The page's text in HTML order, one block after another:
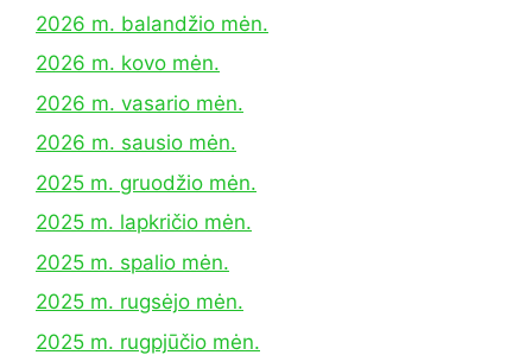
2026 m. balandžio mėn.
2026 m. kovo mėn.
2026 m. vasario mėn.
2026 m. sausio mėn.
2025 m. gruodžio mėn.
2025 m. lapkričio mėn.
2025 m. spalio mėn.
2025 m. rugsėjo mėn.
2025 m. rugpjūčio mėn.